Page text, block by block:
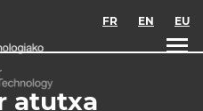
FR EN EU
atutxa